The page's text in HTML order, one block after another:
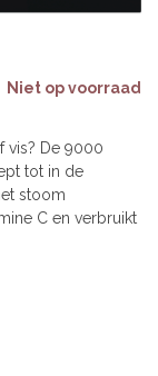
Niet op voorraad
vis? De 9000
tot in de
stoom
C en verbruikt